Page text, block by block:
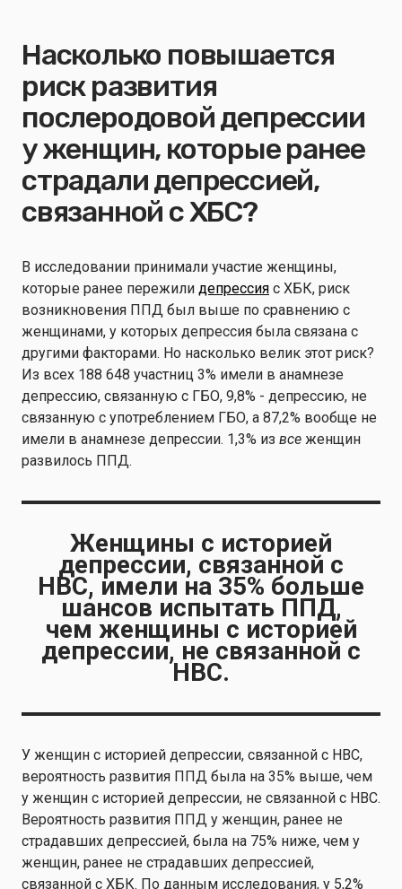
Насколько повышается
риск развития
послеродовой депрессии
у женщин, которые ранее
страдали депрессией,
связанной с ХБС?
В исследовании принимали участие женщины,
которые ранее пережили депрессия с ХБК, риск
возникновения ППД был выше по сравнению с
женщинами, у которых депрессия была связана с
другими факторами. Но насколько велик этот риск?
Из всех 188 648 участниц 3% имели в анамнезе
депрессию, связанную с ГБО, 9,8% - депрессию, не
связанную с употреблением ГБО, а 87,2% вообще не
имели в анамнезе депрессии. 1,3% из все женщин
развилось ППД.
Женщины с историей
депрессии, связанной с
HBC, имели на 35% больше
шансов испытать ППД,
чем женщины с историей
депрессии, не связанной с
HBC.
У женщин с историей депрессии, связанной с HBC,
вероятность развития ППД была на 35% выше, чем
у женщин с историей депрессии, не связанной с HBC.
Вероятность развития ППД у женщин, ранее не
страдавших депрессией, была на 75% ниже, чем у
женщин, ранее не страдавших депрессией,
связанной с ХБК. По данным исследования, у 5,2%